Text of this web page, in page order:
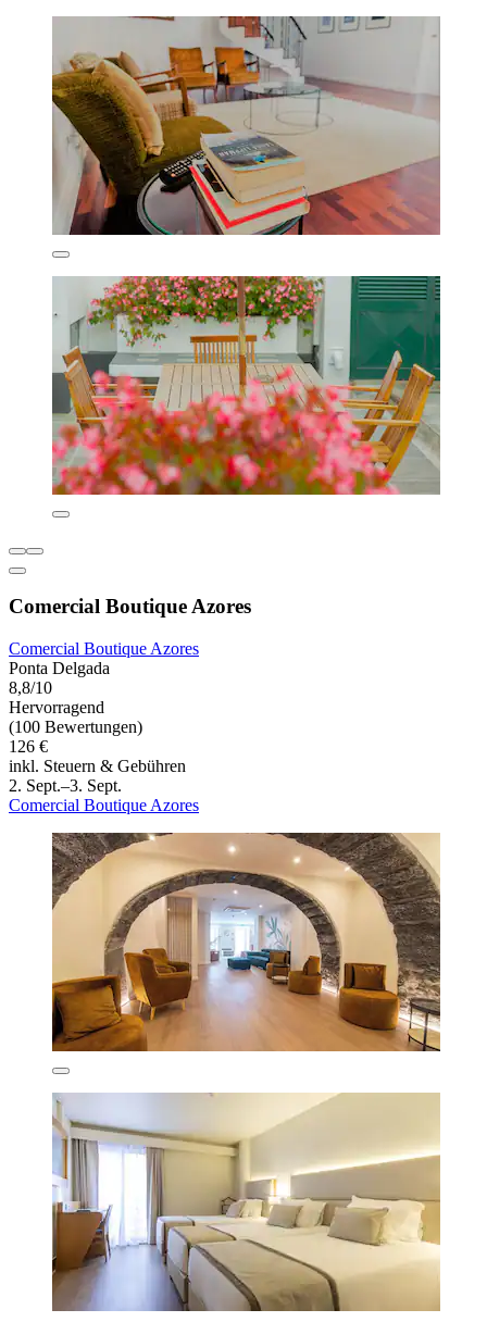
Comercial Boutique Azores
Comercial Boutique Azores
Ponta Delgada
8,8/10
Hervorragend
(100 Bewertungen)
126 €
inkl. Steuern & Gebühren
2. Sept.–3. Sept.
Comercial Boutique Azores